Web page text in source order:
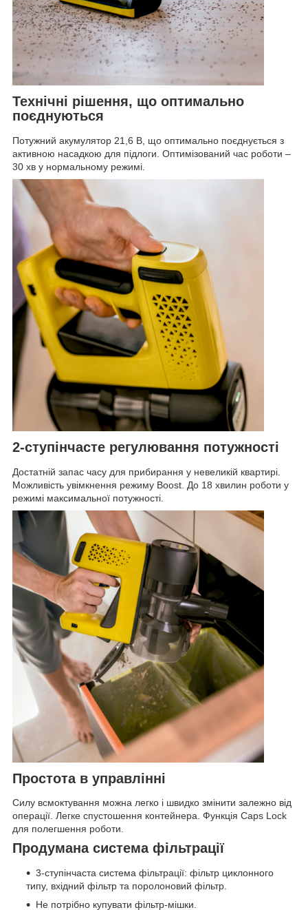
Технічні рішення, що оптимально
поєднуються
Потужний акумулятор 21,6 В, що оптимально поєднується з
активною насадкою для підлоги. Оптимізований час роботи –
30 хв у нормальному режимі.
2-ступінчасте регулювання потужності
Достатній запас часу для прибирання у невеликій квартирі.
Можливість увімкнення режиму Boost. До 18 хвилин роботи у
режимі максимальної потужності.
Простота в управлінні
Силу всмоктування можна легко і швидко змінити залежно від
операції. Легке спустошення контейнера. Функція Caps Lock
для полегшення роботи.
Продумана система фільтрації
3-ступінчаста система фільтрації: фільтр циклонного
типу, вхідний фільтр та поролоновий фільтр.
Не потрібно купувати фільтр-мішки.